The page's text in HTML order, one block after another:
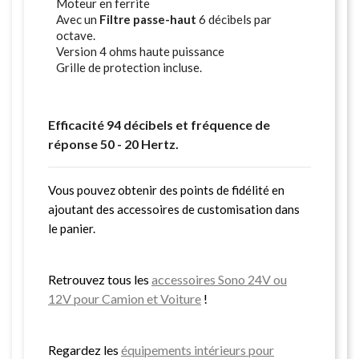
Moteur en ferrite
Avec un Filtre passe-haut 6 décibels par
octave.
Version 4 ohms haute puissance
Grille de protection incluse.
Efficacité 94 décibels et fréquence de
réponse 50 - 20 Hertz.
Vous pouvez obtenir des points de fidélité en
ajoutant des accessoires de customisation dans
le panier.
Retrouvez tous les accessoires Sono 24V ou
12V pour Camion et Voiture !
Regardez les équipements intérieurs pour